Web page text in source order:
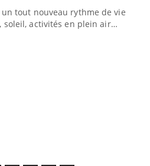
tout nouveau rythme de vie !
soleil, activités en plein air…